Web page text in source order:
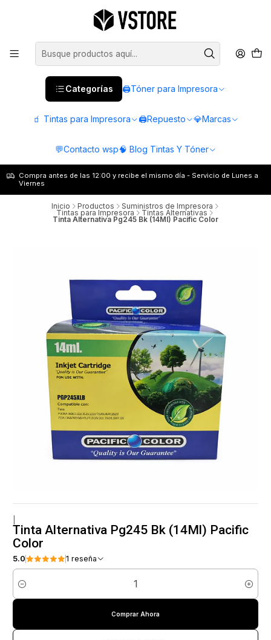
Categorías 🖨️Tóner para Impresora
🧃 Tintas para Impresora 🖨️Repuesto 💎Marcas
💬Contacto wsp🧠 Blog Tintas Y Tóner
Compra antes de las 12:00 y recibe el mismo día - Servicio de Lunes a
Viernes
Inicio Productos Suministros de Impresora
Tintas para Impresora Tintas Alternativas
Tinta Alternativa Pg245 Bk (14Ml) Pacific Color
Tinta Alternativa Pg245 Bk (14Ml) Pacific
Color
5.0 1 reseña
Cantidad
Comprar Ahora